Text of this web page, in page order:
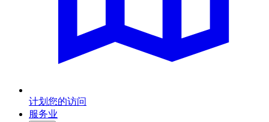
计划您的访问
服务业